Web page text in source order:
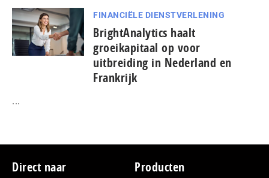
FINANCIËLE DIENSTVERLENING
BrightAnalytics haalt
groeikapitaal op voor
uitbreiding in Nederland en
Frankrijk
...
Footer
Direct naar Producten